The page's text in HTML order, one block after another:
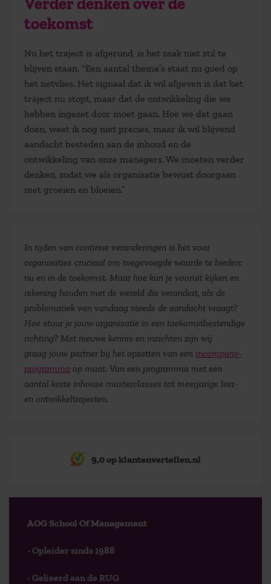
toekomst
Nu het traject is afgerond, is het zaak niet stil te
blijven staan. “Een aantal thema’s staat nu goed op
het netvlies. Het signaal dat ik wil afgeven is dat het
traject nu stopt, maar dat de ontwikkeling die we
hebben ingezet door moet gaan. Hoe we dat gaan
doen, weet ik nog niet precies, maar ik wil blijvend
aandacht besteden aan de inhoud en de
ontwikkeling van onze managers. We moeten verder
denken, zodat we als organisatie bewust doorgaan
met groeien en bloeien.”
In tijden van continue veranderingen is het voor
organisaties cruciaal om toegevoegde waarde te bieden:
nu en in de toekomst. Maar hoe kun je vooruit kijken en
rekening houden met de wereld die verandert, als de
problematiek van vandaag steeds de aandacht vraagt?
Hoe stuur je jouw organisatie in een toekomstbestendige
richting? Met nieuwe kennis en inzichten zijn wij
graag jouw partner bij het opzetten van een incompany-
programma op maat. Van een programma met een
aantal korte inhouse masterclasses tot meerjarige leer-
en ontwikkeltrajecten.
9,0 op klantenvertellen.nl
AOG School Of Management
- Opleider sinds 1988
- Gelieerd aan de RUG